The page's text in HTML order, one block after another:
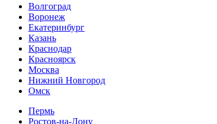
Волгоград
Воронеж
Екатеринбург
Казань
Краснодар
Красноярск
Москва
Нижний Новгород
Омск
Пермь
Ростов-на-Дону